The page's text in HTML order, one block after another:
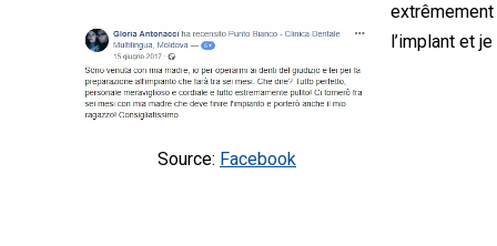
Source: Facebook
l’implant et